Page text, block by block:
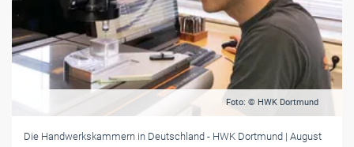
Foto: © HWK Dortmund
Die Handwerkskammern in Deutschland - HWK Dortmund | August